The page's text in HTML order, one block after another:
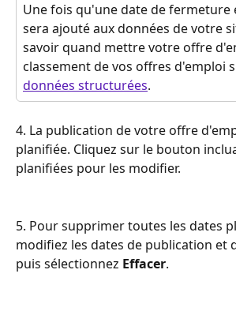
Une fois qu'une date de fermeture
sera ajouté aux données de votre
savoir quand mettre votre offre
classement de vos offres d'emploi
données structurées.
4. La publication de votre offre
planifiée. Cliquez sur le bouton
planifiées pour les modifier.
5. Pour supprimer toutes les dates
modifiez les dates de publication et
puis sélectionnez Effacer.